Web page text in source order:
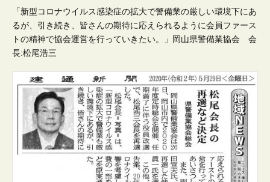
「新型コロナウイルス感染症の拡大で警備業の厳しい環境下にあ
るが、引き続き、皆さんの期待に応えられるように会員ファース
トの精神で協会運営を行っていきたい。」岡山県警備業協会 会
長:松尾浩三